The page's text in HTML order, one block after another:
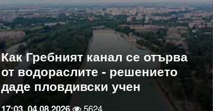
Жители на „Западен“ излязоха
на протест срещу ново
строителство между блоковете
4522